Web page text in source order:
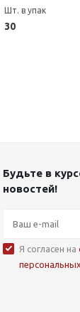
Шт. в упак
30
Будьте в
новостей!
Я согласен на